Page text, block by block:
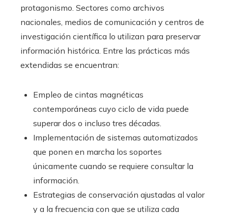
protagonismo. Sectores como archivos
nacionales, medios de comunicación y centros de
investigación científica lo utilizan para preservar
información histórica. Entre las prácticas más
extendidas se encuentran:
Empleo de cintas magnéticas
contemporáneas cuyo ciclo de vida puede
superar dos o incluso tres décadas.
Implementación de sistemas automatizados
que ponen en marcha los soportes
únicamente cuando se requiere consultar la
información.
Estrategias de conservación ajustadas al valor
y a la frecuencia con que se utiliza cada